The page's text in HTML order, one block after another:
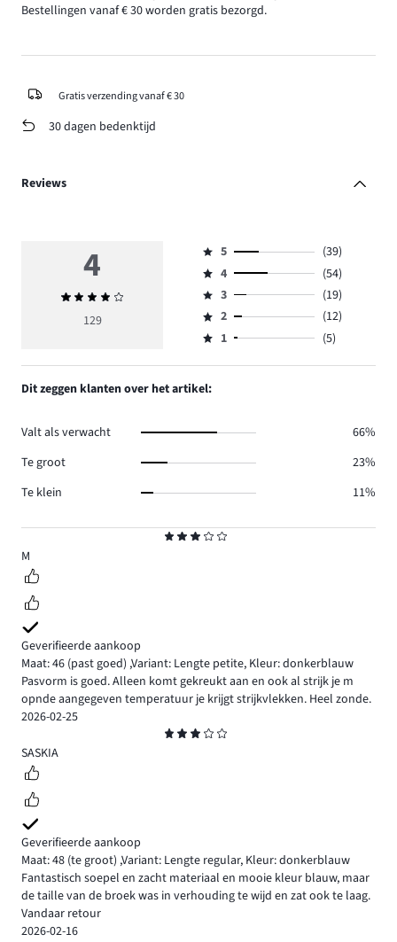
Bestellingen vanaf € 30 worden gratis bezorgd.
Gratis verzending vanaf € 30
30 dagen bedenktijd
Reviews
3
M
Geverifieerde aankoop
Maat: 46 (past goed) ,Variant: Lengte petite, Kleur: donkerblauw
Pasvorm is goed. Alleen komt gekreukt aan en ook al strijk je m
opnde aangegeven temperatuur je krijgt strijkvlekken. Heel zonde.
2026-02-25
3
SASKIA
Geverifieerde aankoop
Maat: 48 (te groot) ,Variant: Lengte regular, Kleur: donkerblauw
Fantastisch soepel en zacht materiaal en mooie kleur blauw, maar
de taille van de broek was in verhouding te wijd en zat ook te laag.
Vandaar retour
2026-02-16
4
Gemiddelde
beoordeling
129
Beoordeling
5,
aantal
reviews
39.
5
(39)
Beoordeling
4,
aantal
reviews
4
(54)
Beoordeling
3,
aantal
3
(19)
Beoordeling
2,
12.
2
(12)
Beoordeling
1,
aantal
reviews
1 (5)
Dit zeggen klanten over het artikel:
Valt als verwacht
66%
Te groot
23%
Te klein
11%